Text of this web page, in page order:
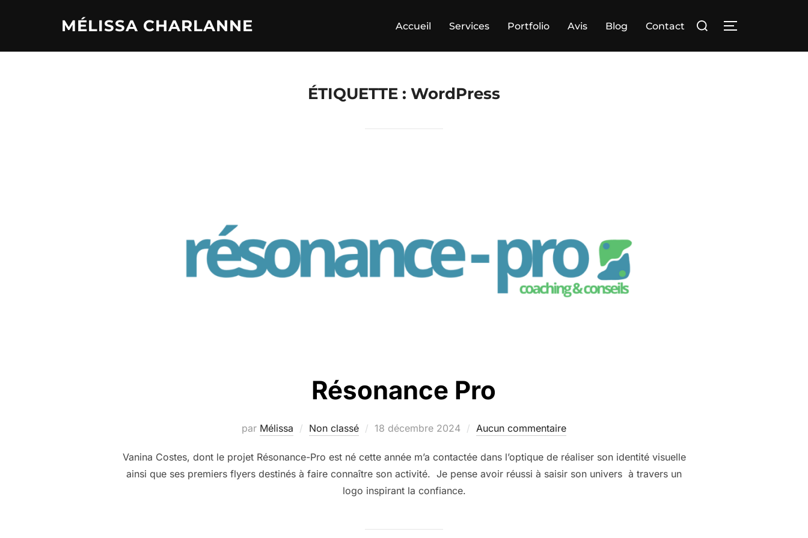
MÉLISSA CHARLANNE Accueil Services Portfolio Avis Blog Contact
ÉTIQUETTE : WordPress
Résonance Pro
par Mélissa Non classé 18 décembre 2024 Aucun commentaire
Vanina Costes, dont le projet Résonance-Pro est né cette année m’a contactée dans l’optique de réaliser son identité visuelle
ainsi que ses premiers flyers destinés à faire connaître son activité. Je pense avoir réussi à saisir son univers à travers un
logo inspirant la confiance.